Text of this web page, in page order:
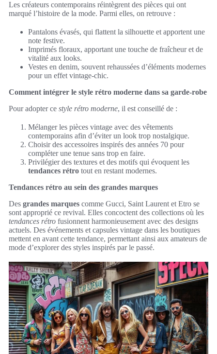
Les créateurs contemporains réintègrent des pièces qui ont
marqué l’histoire de la mode. Parmi elles, on retrouve :
Pantalons évasés, qui flattent la silhouette et apportent une
note festive.
Imprimés floraux, apportant une touche de fraîcheur et de
vitalité aux looks.
Vestes en denim, souvent rehaussées d’éléments modernes
pour un effet vintage-chic.
Comment intégrer le style rétro moderne dans sa garde-robe
Pour adopter ce style rétro moderne, il est conseillé de :
Mélanger les pièces vintage avec des vêtements
contemporains afin d’éviter un look trop nostalgique.
Choisir des accessoires inspirés des années 70 pour
compléter une tenue sans trop en faire.
Privilégier des textures et des motifs qui évoquent les
tendances rétro tout en restant modernes.
Tendances rétro au sein des grandes marques
Des grandes marques comme Gucci, Saint Laurent et Etro se
sont approprié ce revival. Elles concoctent des collections où les
tendances rétro fusionnent harmonieusement avec des designs
actuels. Des événements et capsules vintage dans les boutiques
mettent en avant cette tendance, permettant ainsi aux amateurs de
mode d’explorer des styles inspirés par le passé.